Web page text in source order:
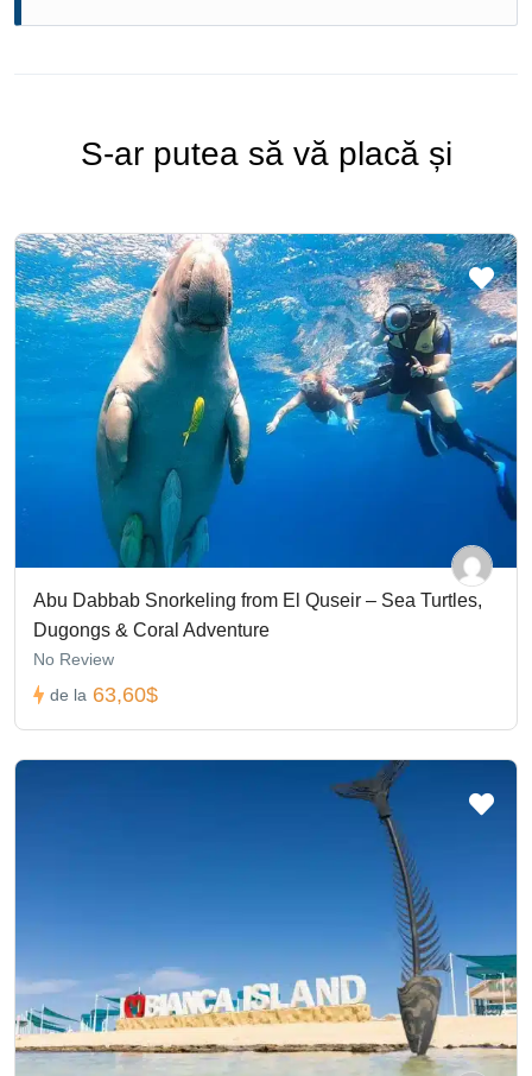
S-ar putea să vă placă și
Abu Dabbab Snorkeling from El Quseir – Sea Turtles,
Dugongs & Coral Adventure
No Review
de la 63,60$